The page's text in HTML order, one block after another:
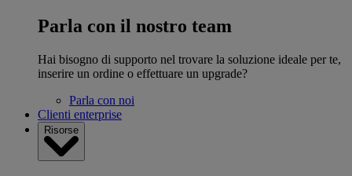
Parla con il nostro team
Hai bisogno di supporto nel trovare la soluzione ideale per te,
inserire un ordine o effettuare un upgrade?
Parla con noi
Clienti enterprise
Risorse